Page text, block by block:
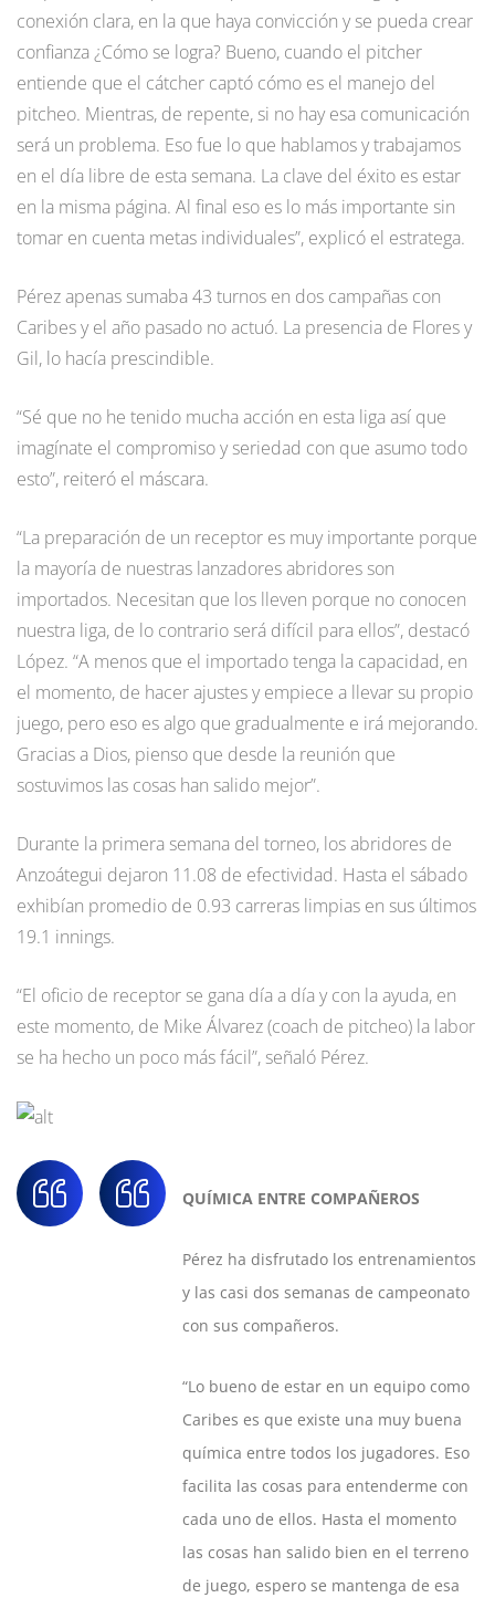
conexión clara, en la que haya convicción y se pueda crear
confianza ¿Cómo se logra? Bueno, cuando el pitcher
entiende que el cátcher captó cómo es el manejo del
pitcheo. Mientras, de repente, si no hay esa comunicación
será un problema. Eso fue lo que hablamos y trabajamos
en el día libre de esta semana. La clave del éxito es estar
en la misma página. Al final eso es lo más importante sin
tomar en cuenta metas individuales”, explicó el estratega.
Pérez apenas sumaba 43 turnos en dos campañas con
Caribes y el año pasado no actuó. La presencia de Flores y
Gil, lo hacía prescindible.
“Sé que no he tenido mucha acción en esta liga así que
imagínate el compromiso y seriedad con que asumo todo
esto”, reiteró el máscara.
“La preparación de un receptor es muy importante porque
la mayoría de nuestras lanzadores abridores son
importados. Necesitan que los lleven porque no conocen
nuestra liga, de lo contrario será difícil para ellos”, destacó
López. “A menos que el importado tenga la capacidad, en
el momento, de hacer ajustes y empiece a llevar su propio
juego, pero eso es algo que gradualmente e irá mejorando.
Gracias a Dios, pienso que desde la reunión que
sostuvimos las cosas han salido mejor”.
Durante la primera semana del torneo, los abridores de
Anzoátegui dejaron 11.08 de efectividad. Hasta el sábado
exhibían promedio de 0.93 carreras limpias en sus últimos
19.1 innings.
“El oficio de receptor se gana día a día y con la ayuda, en
este momento, de Mike Álvarez (coach de pitcheo) la labor
se ha hecho un poco más fácil”, señaló Pérez.
QUÍMICA ENTRE COMPAÑEROS
Pérez ha disfrutado los entrenamientos
y las casi dos semanas de campeonato
con sus compañeros.
“Lo bueno de estar en un equipo como
Caribes es que existe una muy buena
química entre todos los jugadores. Eso
facilita las cosas para entenderme con
cada uno de ellos. Hasta el momento
las cosas han salido bien en el terreno
de juego, espero se mantenga de esa